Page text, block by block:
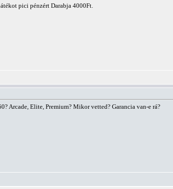
pici pénzért Darabja 4000Ft.
Arcade, Elite, Premium? Mikor vetted? Garancia van-e rá?